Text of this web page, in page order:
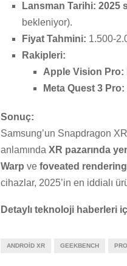
Lansman Tarihi: 2025
bekleniyor).
Fiyat Tahmini: 1.500-
Rakipleri:
Apple Vision Pro:
Meta Quest 3 Pro:
Sonuç:
Samsung’un Snapdragon
anlamında XR pazarında
Warp ve foveated rendering
cihazlar, 2025’in en iddialı
Detaylı teknoloji haberleri
ANDROID XR GEEKBENCH